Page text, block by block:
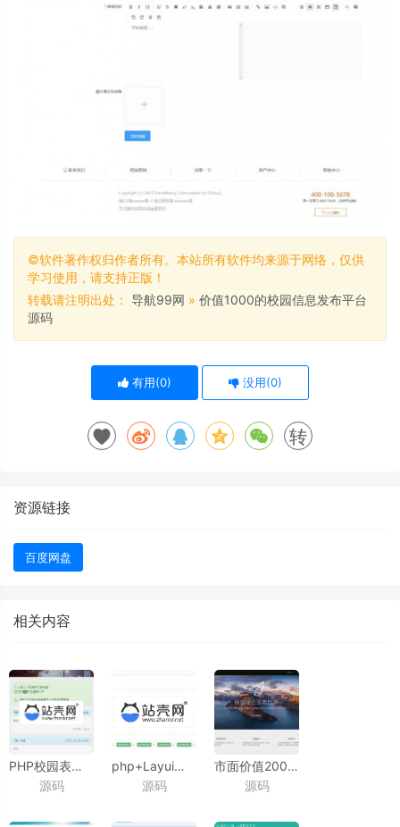
©软件著作权归作者所有。本站所有软件均来源于网络，仅供
学习使用，请支持正版！
转载请注明出处： 导航99网 » 价值1000的校园信息发布平台
源码
有用(0) 没用(0)
转
资源链接
百度网盘
相关内容
PHP校园表白墙网站源码
_源码下载
源码
php+Layui开发的网站信息探针查询源码
_源码下载
源码
市面价值2000+的微信域名检测
纯官方接口,
源码